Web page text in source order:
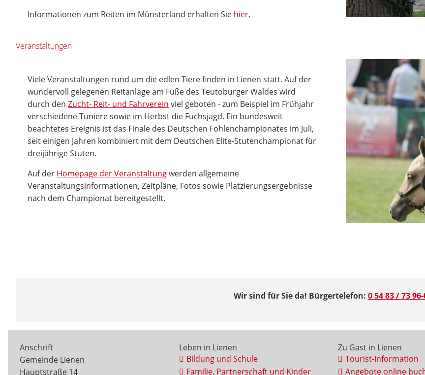
Informationen zum Reiten im Münsterland erhalten Sie hier.
Veranstaltungen
Viele Veranstaltungen rund um die edlen Tiere finden in Lienen statt. Auf der
wundervoll gelegenen Reitanlage am Fuße des Teutoburger Waldes wird
durch den Zucht- Reit- und Fahrverein viel geboten - zum Beispiel im Frühjahr
verschiedene Tuniere sowie im Herbst die Fuchsjagd. Ein bundesweit
beachtetes Ereignis ist das Finale des Deutschen Fohlenchampionates im Juli,
seit einigen Jahren kombiniert mit dem Deutschen Elite-Stutenchampionat für
dreijährige Stuten.
Auf der Homepage der Veranstaltungwerden allgemeine
Veranstaltungsinformationen, Zeitpläne, Fotos sowie Platzierungsergebnisse
nach dem Championat bereitgestellt.
Wir sind für Sie da! Bürgertelefon: 0 54 83 / 73
Anschrift
Gemeinde Lienen
Hauptstraße 14
Leben in Lienen
Bildung und Schule
Familie, Partnerschaft und Kinder
Zu Gast in Lienen
Tourist-Information
Angebote online